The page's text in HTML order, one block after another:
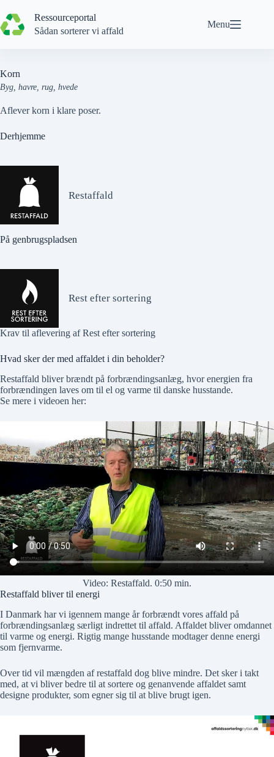
til
indhold
Ressourceportal
Sådan sorterer vi affald
Menu
Korn
Byg, havre, rug, hvede
Aflever korn i klare poser.
Derhjemme
Restaffald
På genbrugspladsen
Rest efter sortering
Krav til aflevering af Rest efter sortering
Hvad sker der med affaldet i din beholder?
Restaffald bliver brændt på forbrændingsanlæg, hvor energien fra
forbrændingen laves om til el og varme til danske husstande.
Se mere i videoen her:
Video: Restaffald. 0:50 min.
Restaffald bliver til energi
I Danmark har vi igennem mange år forbrændt vores affald på
forbrændingsanlæg særligt indrettet til affald. Affaldet bliver omdannet
til varme og energi. Rigtig mange husstande modtager denne energi
som fjernvarme.
Over tid vil mængden af restaffald dog blive mindre. Det sker i takt
med, at vi bliver bedre til at sortere og genanvende affaldet samt
designe produkter, som egner sig til at blive brugt igen.